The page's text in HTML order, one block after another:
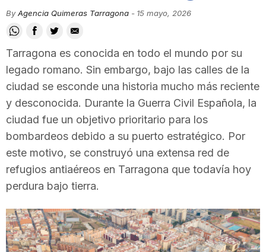
i
u
t
a
e
By Agencia Quimeras Tarragona - 15 mayo, 2026
Tarragona es conocida en todo el mundo por su
legado romano. Sin embargo, bajo las calles de la
ciudad se esconde una historia mucho más reciente
y desconocida. Durante la Guerra Civil Española, la
ciudad fue un objetivo prioritario para los
bombardeos debido a su puerto estratégico. Por
este motivo, se construyó una extensa red de
refugios antiaéreos en Tarragona que todavía hoy
perdura bajo tierra.